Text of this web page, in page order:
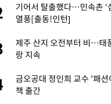
기어서 탈출했다…민속촌 ‘
열풍[출동!인턴]
제주 산지 오전부터 비…태
랑 지속
금오공대 정인희 교수 '패
책 출간